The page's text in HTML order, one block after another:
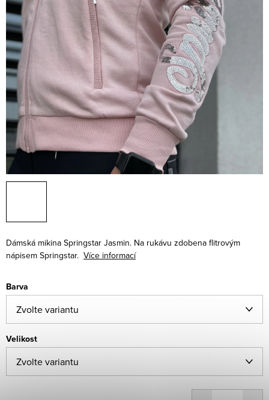
Dámská mikina Springstar Jasmin. Na rukávu zdobena flitrovým
nápisem Springstar. Více informací
Barva
Velikost